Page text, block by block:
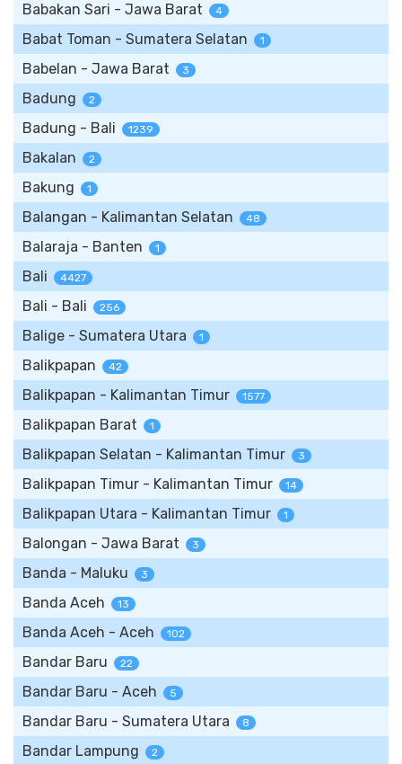
Babakan Sari - Jawa Barat 4
Babat Toman - Sumatera Selatan 1
Babelan - Jawa Barat 3
Badung 2
Badung - Bali 1239
Bakalan 2
Bakung 1
Balangan - Kalimantan Selatan 48
Balaraja - Banten 1
Bali 4427
Bali - Bali 256
Balige - Sumatera Utara 1
Balikpapan 42
Balikpapan - Kalimantan Timur 1577
Balikpapan Barat 1
Balikpapan Selatan - Kalimantan Timur 3
Balikpapan Timur - Kalimantan Timur 14
Balikpapan Utara - Kalimantan Timur 1
Balongan - Jawa Barat 3
Banda - Maluku 3
Banda Aceh 13
Banda Aceh - Aceh 102
Bandar Baru 22
Bandar Baru - Aceh 5
Bandar Baru - Sumatera Utara 8
Bandar Lampung 2